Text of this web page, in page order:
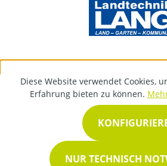
Diese Website verwendet Cookies,
Erfahrung bieten zu können.
NUR TECHNISCH